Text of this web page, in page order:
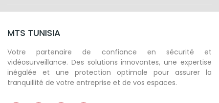
MTS TUNISIA
Votre partenaire de confiance en sécurité et
vidéosurveillance. Des solutions innovantes, une expertise
inégalée et une protection optimale pour assurer la
tranquillité de votre entreprise et de vos espaces.